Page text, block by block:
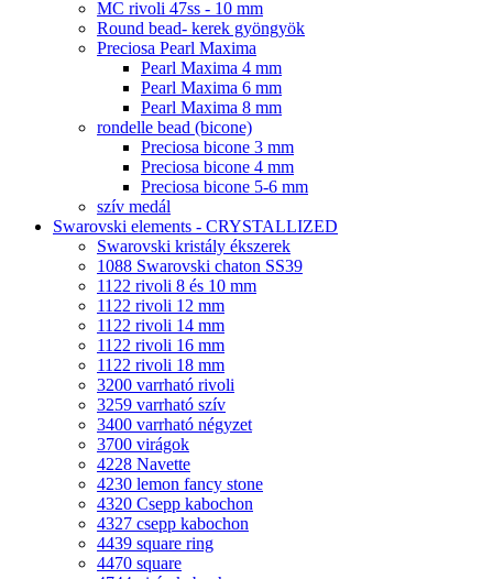
MC rivoli 47ss - 10 mm
Round bead- kerek gyöngyök
Preciosa Pearl Maxima
Pearl Maxima 4 mm
Pearl Maxima 6 mm
Pearl Maxima 8 mm
rondelle bead (bicone)
Preciosa bicone 3 mm
Preciosa bicone 4 mm
Preciosa bicone 5-6 mm
szív medál
Swarovski elements - CRYSTALLIZED
Swarovski kristály ékszerek
1088 Swarovski chaton SS39
1122 rivoli 8 és 10 mm
1122 rivoli 12 mm
1122 rivoli 14 mm
1122 rivoli 16 mm
1122 rivoli 18 mm
3200 varrható rivoli
3259 varrható szív
3400 varrható négyzet
3700 virágok
4228 Navette
4230 lemon fancy stone
4320 Csepp kabochon
4327 csepp kabochon
4439 square ring
4470 square